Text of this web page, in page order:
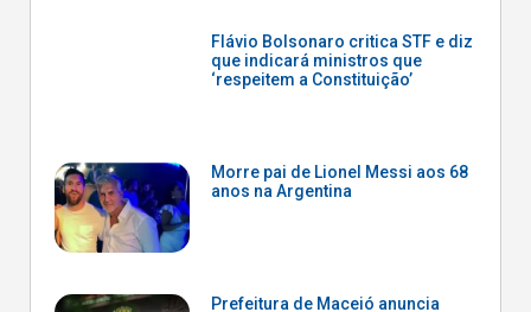
Flávio Bolsonaro critica STF e diz
que indicará ministros que
‘respeitem a Constituição’
Morre pai de Lionel Messi aos 68
anos na Argentina
Prefeitura de Maceió anuncia